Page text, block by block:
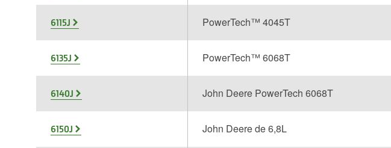
6115J PowerTech™ 4045T
6135J PowerTech™ 6068T
6140J John Deere PowerTech 6068T
6150J John Deere de 6,8L